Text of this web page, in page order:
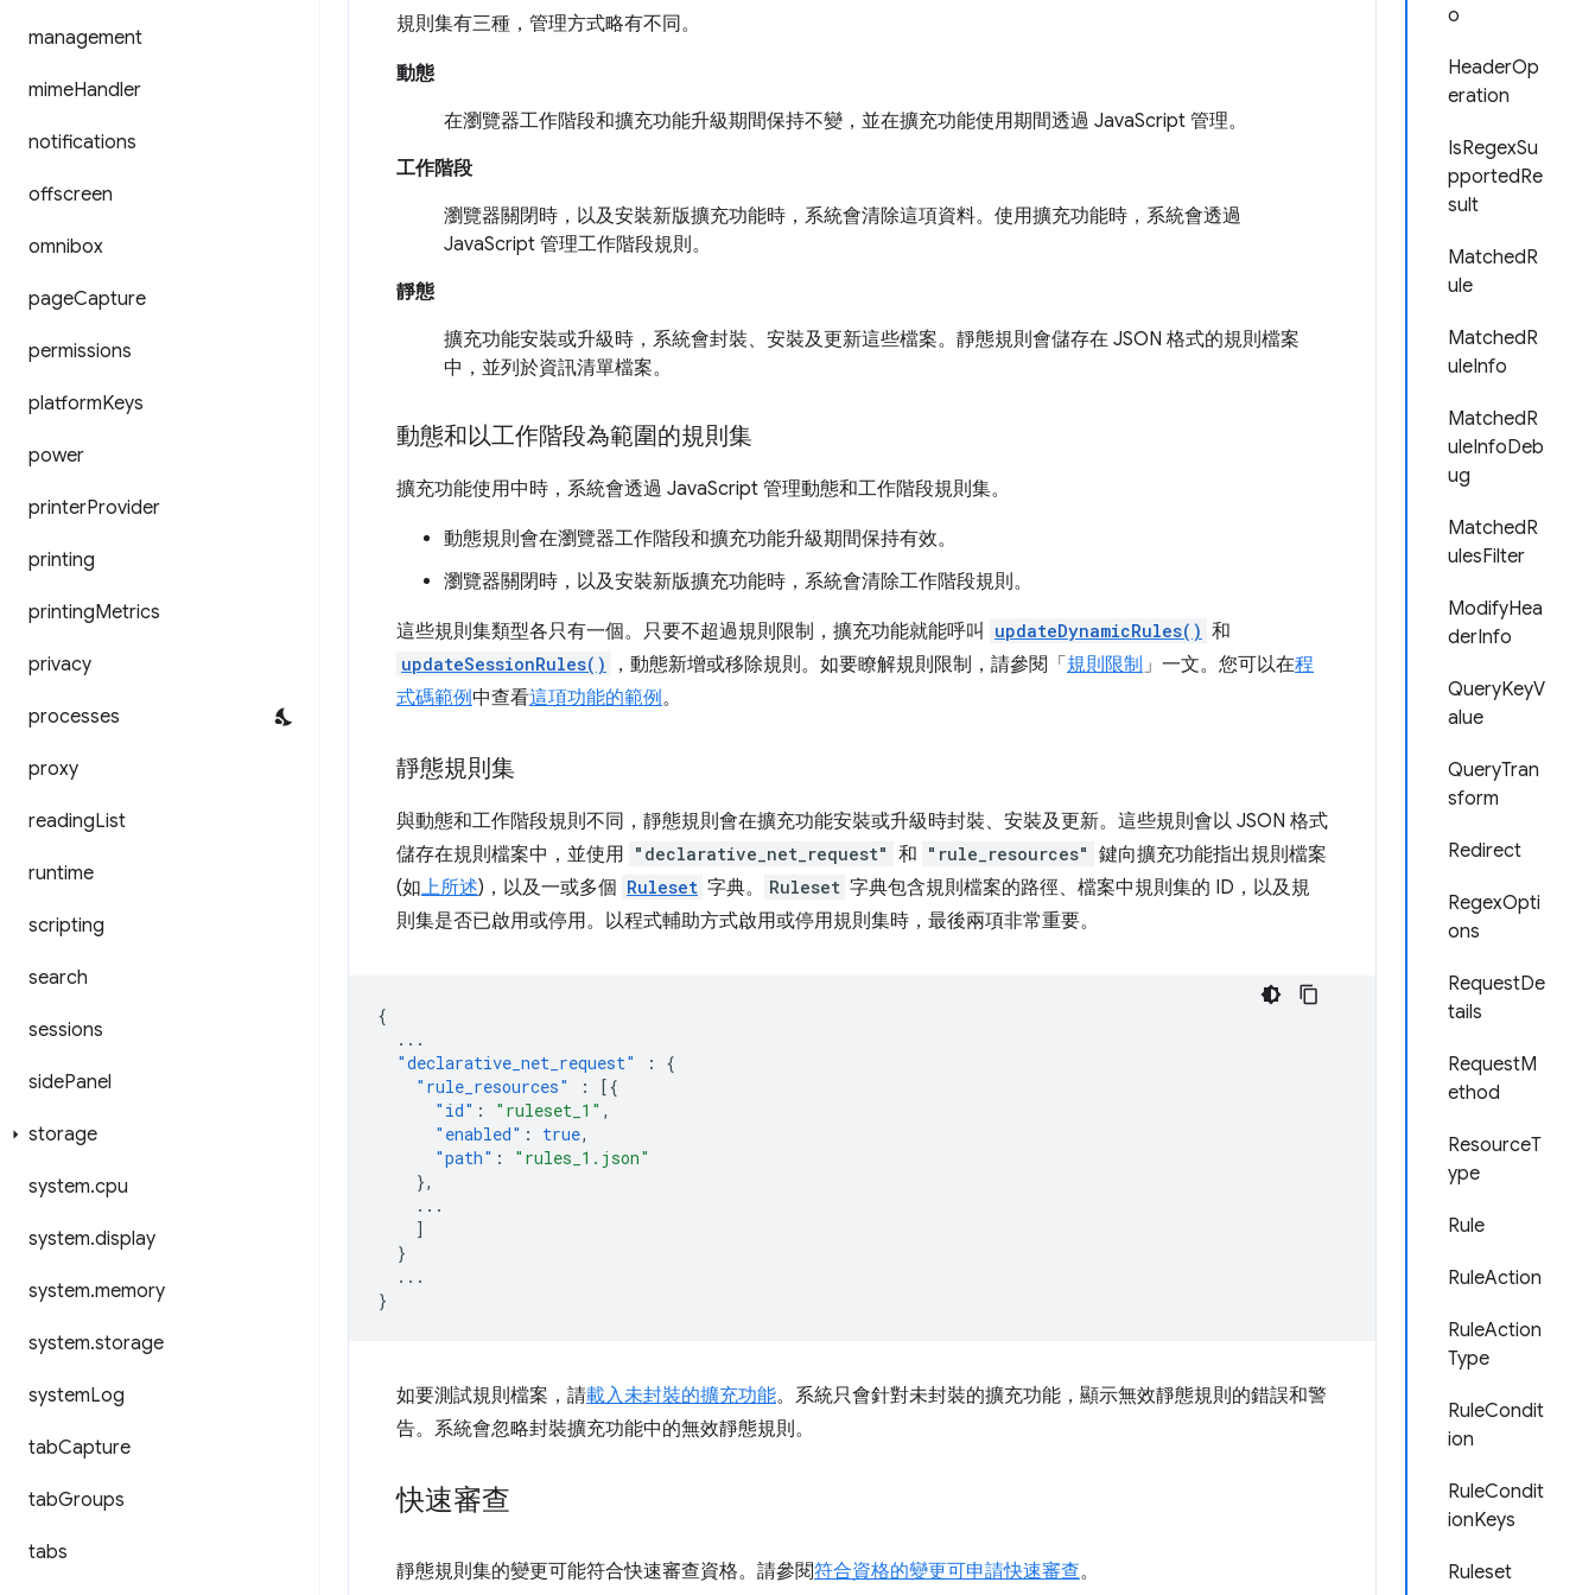
management
mimeHandler
notifications
offscreen
omnibox
pageCapture
permissions
platformKeys
power
printerProvider
printing
printingMetrics
privacy
processes
proxy
readingList
runtime
scripting
search
sessions
sidePanel
storage
system.cpu
system.display
system.memory
system.storage
systemLog
tabCapture
tabGroups
tabs
o
HeaderOp
eration
IsRegexSu
pportedRe
sult
MatchedR
ule
MatchedR
uleInfo
MatchedR
uleInfoDeb
ug
MatchedR
ulesFilter
ModifyHea
derInfo
QueryKeyV
alue
QueryTran
sform
Redirect
RegexOpti
ons
RequestDe
tails
RequestM
ethod
ResourceT
ype
Rule
RuleAction
RuleAction
Type
RuleCondit
ion
RuleCondit
ionKeys
Ruleset
規則集有三種，管理方式略有不同。
動態
在瀏覽器工作階段和擴充功能升級期間保持不變，並在擴充功能使用期間透過 JavaScript 管理。
工作階段
瀏覽器關閉時，以及安裝新版擴充功能時，系統會清除這項資料。使用擴充功能時，系統會透過
JavaScript 管理工作階段規則。
靜態
擴充功能安裝或升級時，系統會封裝、安裝及更新這些檔案。靜態規則會儲存在 JSON 格式的規則檔案
中，並列於資訊清單檔案。
動態和以工作階段為範圍的規則集
擴充功能使用中時，系統會透過 JavaScript 管理動態和工作階段規則集。
動態規則會在瀏覽器工作階段和擴充功能升級期間保持有效。
瀏覽器關閉時，以及安裝新版擴充功能時，系統會清除工作階段規則。
這些規則集類型各只有一個。只要不超過規則限制，擴充功能就能呼叫 updateDynamicRules() 和
updateSessionRules() ，動態新增或移除規則。如要瞭解規則限制，請參閱「 規則限制 」一文。您可以在程
式碼範例中查看這項功能的範例。
靜態規則集
與動態和工作階段規則不同，靜態規則會在擴充功能安裝或升級時封裝、安裝及更新。這些規則會以 JSON 格式
儲存在規則檔案中，並使用 "declarative_net_request" 和 "rule_resources" 鍵向擴充功能指出規則檔案
(如上所述)，以及一或多個 Ruleset 字典。 Ruleset 字典包含規則檔案的路徑、檔案中規則集的 ID，以及規
則集是否已啟用或停用。以程式輔助方式啟用或停用規則集時，最後兩項非常重要。
{
...
"declarative_net_request"
:
{
"rule_resources"
:
[{
"id" : "ruleset_1" ,
"enabled" : true,
"path" :
"rules_1.json"
},
...
]
}
...
}
如要測試規則檔案，請載入未封裝的擴充功能。系統只會針對未封裝的擴充功能，顯示無效靜態規則的錯誤和警
告。系統會忽略封裝擴充功能中的無效靜態規則。
快速審查
靜態規則集的變更可能符合快速審查資格。請參閱符合資格的變更可申請快速審查。